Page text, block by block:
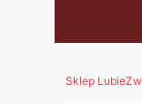
Sklep